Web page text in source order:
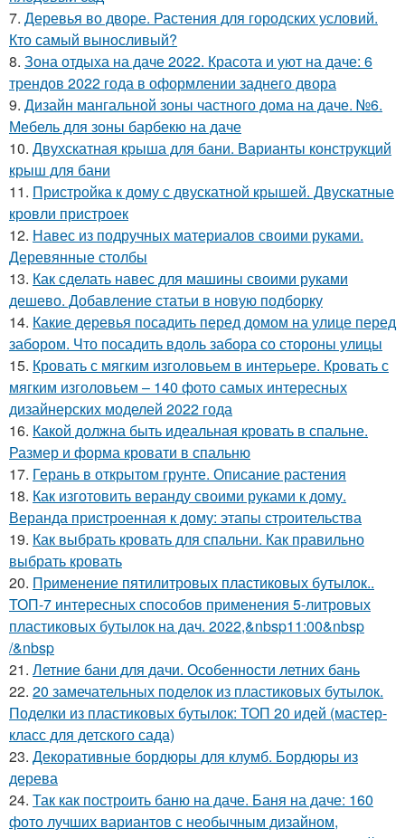
7. Деревья во дворе. Растения для городских условий.
Кто самый выносливый?
8. Зона отдыха на даче 2022. Красота и уют на даче: 6
трендов 2022 года в оформлении заднего двора
9. Дизайн мангальной зоны частного дома на даче. №6.
Мебель для зоны барбекю на даче
10. Двухскатная крыша для бани. Варианты конструкций
крыш для бани
11. Пристройка к дому с двускатной крышей. Двускатные
кровли пристроек
12. Навес из подручных материалов своими руками.
Деревянные столбы
13. Как сделать навес для машины своими руками
дешево. Добавление статьи в новую подборку
14. Какие деревья посадить перед домом на улице перед
забором. Что посадить вдоль забора со стороны улицы
15. Кровать с мягким изголовьем в интерьере. Кровать с
мягким изголовьем – 140 фото самых интересных
дизайнерских моделей 2022 года
16. Какой должна быть идеальная кровать в спальне.
Размер и форма кровати в спальню
17. Герань в открытом грунте. Описание растения
18. Как изготовить веранду своими руками к дому.
Веранда пристроенная к дому: этапы строительства
19. Как выбрать кровать для спальни. Как правильно
выбрать кровать
20. Применение пятилитровых пластиковых бутылок..
ТОП-7 интересных способов применения 5-литровых
пластиковых бутылок на дач. 2022,&nbsp11:00&nbsp
/&nbsp
21. Летние бани для дачи. Особенности летних бань
22. 20 замечательных поделок из пластиковых бутылок.
Поделки из пластиковых бутылок: ТОП 20 идей (мастер-
класс для детского сада)
23. Декоративные бордюры для клумб. Бордюры из
дерева
24. Так как построить баню на даче. Баня на даче: 160
фото лучших вариантов с необычным дизайном,